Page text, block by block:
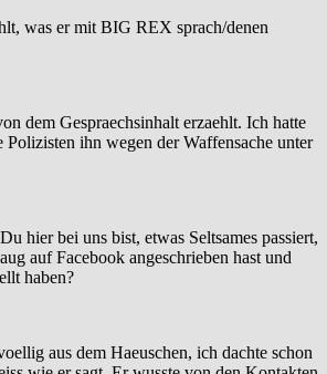
was er mit BIG REX sprach/denen
dem Gespraechsinhalt erzaehlt. Ich hatte
Polizisten ihn wegen der Waffensache unter
hier bei uns bist, etwas Seltsames passiert,
auf Facebook angeschrieben hast und
haben?
aus dem Haeuschen, ich dachte schon